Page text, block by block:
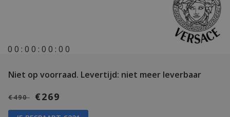
0 0 : 0 0 : 0 0 : 0 0
Niet op voorraad. Levertijd: niet meer leverbaar
€490 €269